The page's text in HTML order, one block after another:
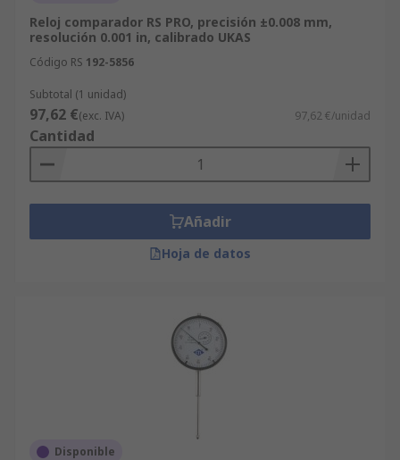
Reloj comparador RS PRO, precisión ±0.008 mm,
resolución 0.001 in, calibrado UKAS
Código RS 192-5856
Subtotal (1 unidad)
97,62 €(exc. IVA) 97,62 €/unidad
Cantidad
Añadir
Hoja de datos
Disponible